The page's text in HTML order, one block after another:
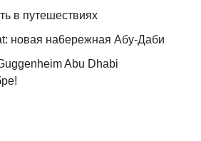
в путешествиях
новая на6ережная Абу-Даби
Abu Dhabi